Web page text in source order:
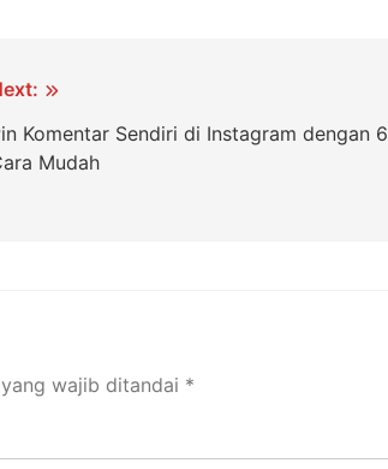
Komentar Sendiri di Instagram dengan 6
Mudah
yang wajib ditandai *